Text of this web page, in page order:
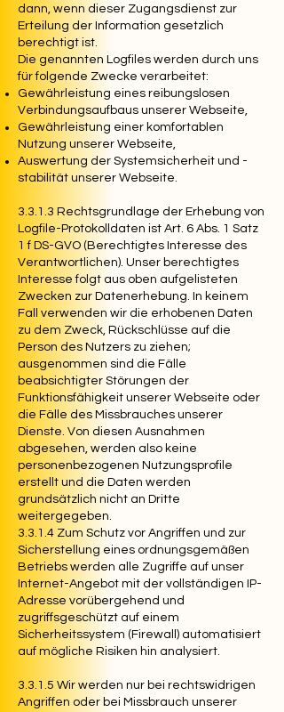
dann, wenn dieser Zugangsdienst zur
Erteilung der Information gesetzlich
berechtigt ist.
Die genannten Logfiles werden durch uns
für folgende Zwecke verarbeitet:
Gewährleistung eines reibungslosen
Verbindungsaufbaus unserer Webseite,
Gewährleistung einer komfortablen
Nutzung unserer Webseite,
Auswertung der Systemsicherheit und -
stabilität unserer Webseite.
3.3.1.3 Rechtsgrundlage der Erhebung von
Logfile-Protokolldaten ist Art. 6 Abs. 1 Satz
1 f DS-GVO (Berechtigtes Interesse des
Verantwortlichen). Unser berechtigtes
Interesse folgt aus oben aufgelisteten
Zwecken zur Datenerhebung. In keinem
Fall verwenden wir die erhobenen Daten
zu dem Zweck, Rückschlüsse auf die
Person des Nutzers zu ziehen;
ausgenommen sind die Fälle
beabsichtigter Störungen der
Funktionsfähigkeit unserer Webseite oder
die Fälle des Missbrauches unserer
Dienste. Von diesen Ausnahmen
abgesehen, werden also keine
personenbezogenen Nutzungsprofile
erstellt und die Daten werden
grundsätzlich nicht an Dritte
weitergegeben.
3.3.1.4 Zum Schutz vor Angriffen und zur
Sicherstellung eines ordnungsgemäßen
Betriebs werden alle Zugriffe auf unser
Internet-Angebot mit der vollständigen IP-
Adresse vorübergehend und
zugriffsgeschützt auf einem
Sicherheitssystem (Firewall) automatisiert
auf mögliche Risiken hin analysiert.
3.3.1.5 Wir werden nur bei rechtswidrigen
Angriffen oder bei Missbrauch unserer